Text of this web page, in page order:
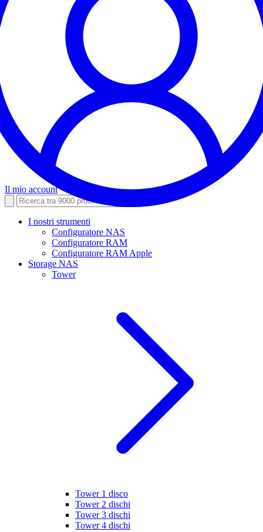
Il mio account
I nostri strumenti
Configuratore NAS
Configuratore RAM
Configuratore RAM Apple
Storage NAS
Tower
Tower 1 disco
Tower 2 dischi
Tower 3 dischi
Tower 4 dischi